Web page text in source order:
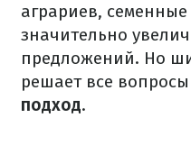
аграриев,
значительно
предложений. Но
решает все
подход.